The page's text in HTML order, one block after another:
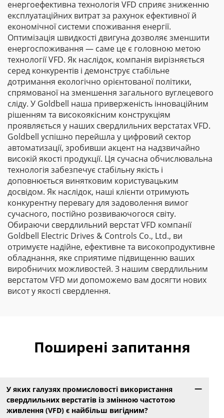
енергоефективна технологія VFD сприяє зниженню
експлуатаційних витрат за рахунок ефективної й
економічної системи споживання енергії.
Оптимізація швидкості двигуна дозволяє зменшити
енергоспоживання — саме це є головною метою
технології VFD. Як наслідок, компанія вирізняється
серед конкурентів і демонструє стабільне
дотримання екологічно орієнтованої політики,
спрямованої на зменшення загального вуглецевого
сліду. У Goldbell наша приверженість інноваційним
рішенням та високоякісним конструкціям
проявляється у наших свердлильних верстатах VFD.
Goldbell успішно перейшла у цифровий сектор
автоматизації, зробивши акцент на надзвичайно
високій якості продукції. Ця сучасна обчислювальна
технологія забезпечує стабільну якість і
доповнюється винятковим користувацьким
досвідом. Як наслідок, наші клієнти отримують
конкурентну перевагу для задоволення вимог
сучасного, постійно розвиваючогося світу.
Обираючи свердлильний верстат VFD компанії
Goldbell Electric Drives & Controls Co., Ltd., ви
отримуєте надійне, ефективне та високопродуктивне
обладнання, яке сприятиме підвищенню ваших
виробничих можливостей. З нашим свердлильним
верстатом VFD ми допоможемо вам досягти нових
висот у якості свердлення.
Поширені запитання
У яких галузях промисловості використання
свердлильних верстатів із змінною частотою
живлення (VFD) є найбільш вигідним?